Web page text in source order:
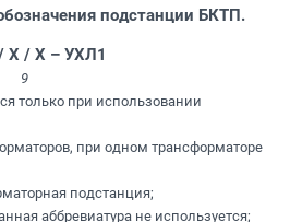
подстанции БКТП.
Х / X – УХЛ1
9
только при использовании
при одном трансформаторе
подстанция;
аббревиатура не используется;